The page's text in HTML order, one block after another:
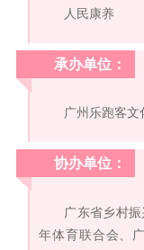
人民康养
承办单位：
广州乐跑客文
协办单位：
广东省乡村
年体育联合会、